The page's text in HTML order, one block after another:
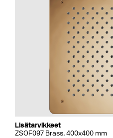
Lisätarvikkeet
ZSOF097 Brass, 400x400 mm